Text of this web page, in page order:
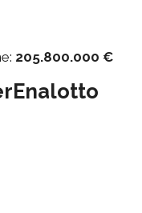
205.800.000 €